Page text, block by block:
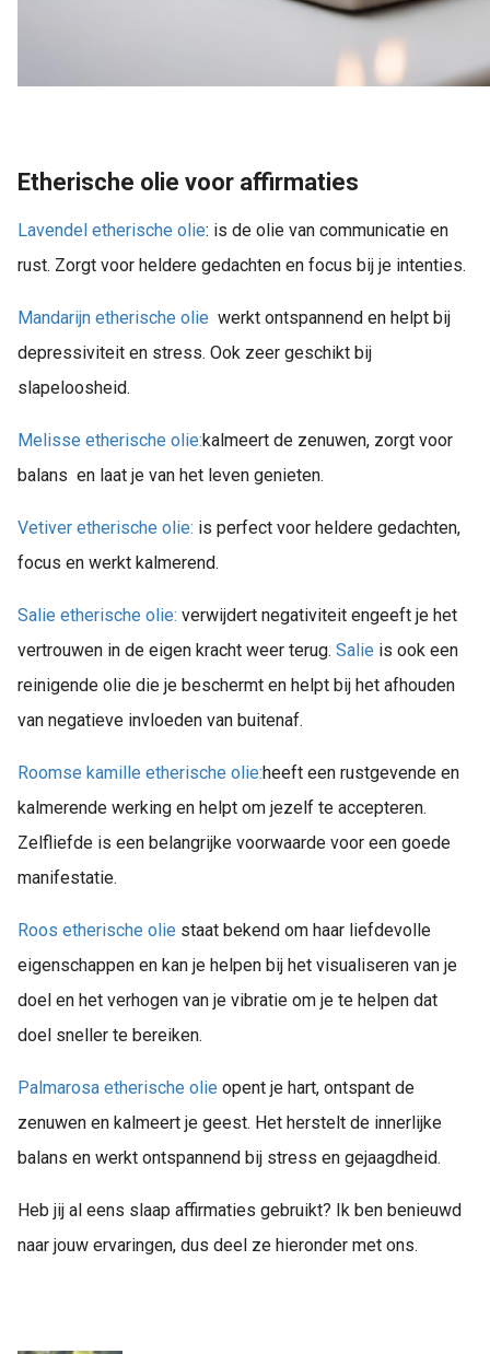
Etherische olie voor affirmaties
Lavendel etherische olie: is de olie van communicatie en
rust. Zorgt voor heldere gedachten en focus bij je intenties.
Mandarijn etherische olie werkt ontspannend en helpt bij
depressiviteit en stress. Ook zeer geschikt bij
slapeloosheid.
Melisse etherische olie:kalmeert de zenuwen, zorgt voor
balans en laat je van het leven genieten.
Vetiver etherische olie: is perfect voor heldere gedachten,
focus en werkt kalmerend.
Salie etherische olie: verwijdert negativiteit engeeft je het
vertrouwen in de eigen kracht weer terug. Salie is ook een
reinigende olie die je beschermt en helpt bij het afhouden
van negatieve invloeden van buitenaf.
Roomse kamille etherische olie:heeft een rustgevende en
kalmerende werking en helpt om jezelf te accepteren.
Zelfliefde is een belangrijke voorwaarde voor een goede
manifestatie.
Roos etherische olie staat bekend om haar liefdevolle
eigenschappen en kan je helpen bij het visualiseren van je
doel en het verhogen van je vibratie om je te helpen dat
doel sneller te bereiken.
Palmarosa etherische olie opent je hart, ontspant de
zenuwen en kalmeert je geest. Het herstelt de innerlijke
balans en werkt ontspannend bij stress en gejaagdheid.
Heb jij al eens slaap affirmaties gebruikt? Ik ben benieuwd
naar jouw ervaringen, dus deel ze hieronder met ons.